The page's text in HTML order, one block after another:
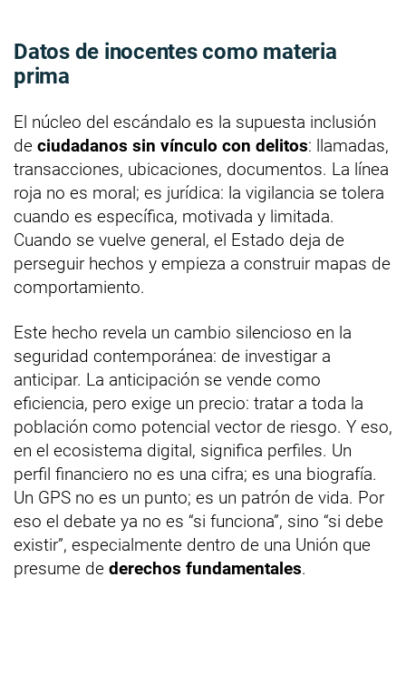
Datos de inocentes como materia
prima
El núcleo del escándalo es la supuesta inclusión
de ciudadanos sin vínculo con delitos: llamadas,
transacciones, ubicaciones, documentos. La línea
roja no es moral; es jurídica: la vigilancia se tolera
cuando es específica, motivada y limitada.
Cuando se vuelve general, el Estado deja de
perseguir hechos y empieza a construir mapas de
comportamiento.
Este hecho revela un cambio silencioso en la
seguridad contemporánea: de investigar a
anticipar. La anticipación se vende como
eficiencia, pero exige un precio: tratar a toda la
población como potencial vector de riesgo. Y eso,
en el ecosistema digital, significa perfiles. Un
perfil financiero no es una cifra; es una biografía.
Un GPS no es un punto; es un patrón de vida. Por
eso el debate ya no es “si funciona”, sino “si debe
existir”, especialmente dentro de una Unión que
presume de derechos fundamentales.